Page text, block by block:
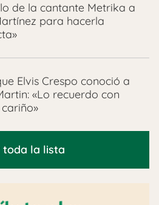
de la cantante Metrika a
para hacerla
Elvis Crespo conoció a
«Lo recuerdo con
toda la lista